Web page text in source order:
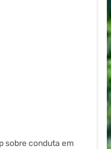
sobre conduta em